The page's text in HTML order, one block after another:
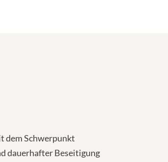
dem Schwerpunkt
dauerhafter Beseitigung